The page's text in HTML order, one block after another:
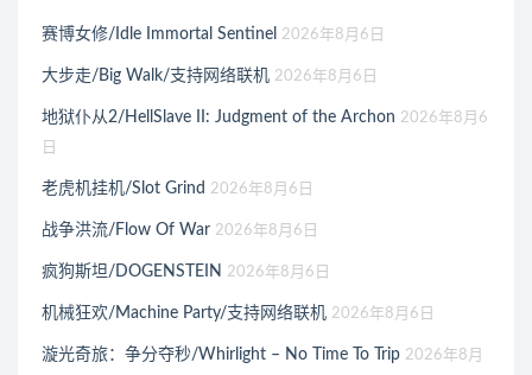
赛博女修/Idle Immortal Sentinel 2026年8月6日
大步走/Big Walk/支持网络联机 2026年8月6日
地狱仆从2/HellSlave II: Judgment of the Archon 2026年8月6
日
老虎机挂机/Slot Grind 2026年8月6日
战争洪流/Flow Of War 2026年8月6日
疯狗斯坦/DOGENSTEIN 2026年8月6日
机械狂欢/Machine Party/支持网络联机 2026年8月6日
漩光奇旅：争分夺秒/Whirlight – No Time To Trip 2026年8月